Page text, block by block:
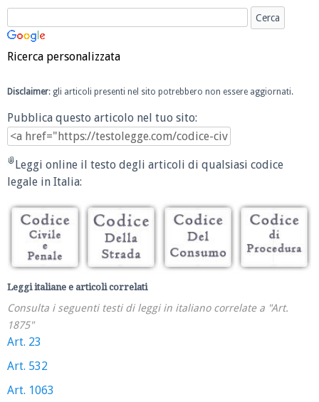
Ricerca personalizzata
Disclaimer: gli articoli presenti nel sito potrebbero non essere aggiornati.
Pubblica questo articolo nel tuo sito:
Leggi online il testo degli articoli di qualsiasi codice
legale in Italia:
Leggi italiane e articoli correlati
Consulta i seguenti testi di leggi in italiano correlate a "Art.
1875"
Art. 23
Art. 532
Art. 1063